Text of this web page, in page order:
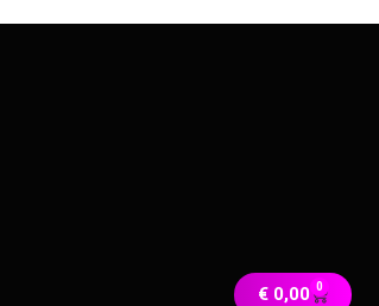
€0,00 0